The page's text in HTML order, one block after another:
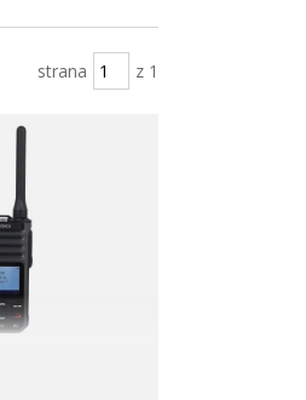
strana z 1